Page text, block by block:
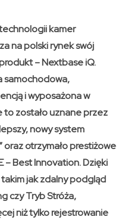
kamer
na polski rynek swój
– Nextbase iQ.
samochodowa,
i wyposażona w
to zostało uznane przez
nowy system
otrzymało prestiżowe
– Best Innovation. Dzięki
jak zdalny podgląd
czy Tryb Stróża,
niż tylko rejestrowanie